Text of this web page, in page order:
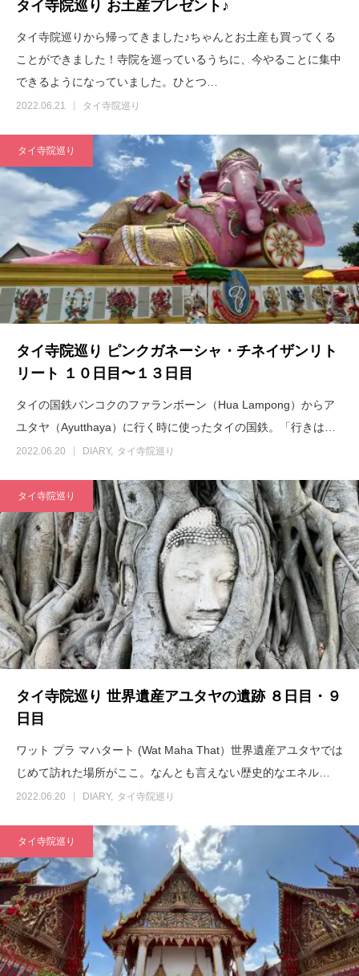
タイ寺院巡り お土産プレゼント♪
タイ寺院巡りから帰ってきました♪ちゃんとお土産も買ってくる
ことができました！寺院を巡っているうちに、今やることに集中
できるようになっていました。ひとつ…
2022.06.21 タイ寺院巡り
タイ寺院巡り
タイ寺院巡り ピンクガネーシャ・チネイザンリト
リート １０日目〜１３日目
タイの国鉄バンコクのファランボーン（Hua Lampong）からア
ユタヤ（Ayutthaya）に行く時に使ったタイの国鉄。「行きは…
2022.06.20 DIARY タイ寺院巡り
タイ寺院巡り
タイ寺院巡り 世界遺産アユタヤの遺跡 ８日目・９
日目
ワット プラ マハタート (Wat Maha That）世界遺産アユタヤでは
じめて訪れた場所がここ。なんとも言えない歴史的なエネル…
2022.06.20 DIARY タイ寺院巡り
タイ寺院巡り